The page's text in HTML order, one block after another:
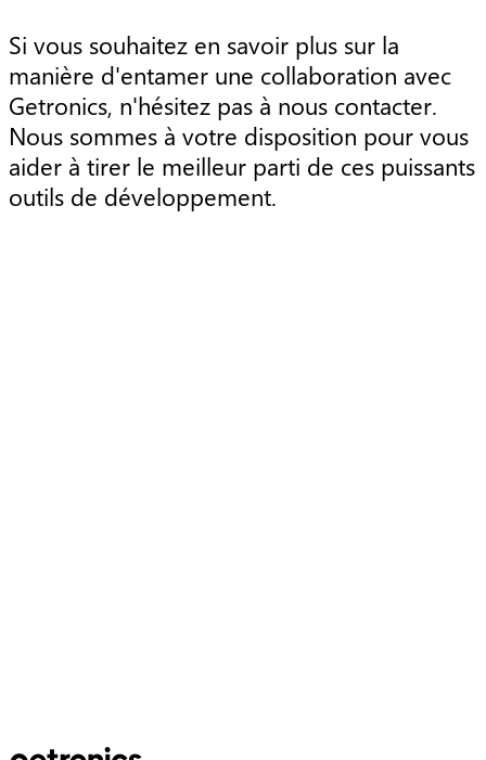
Si vous souhaitez en savoir plus sur la
manière d'entamer une collaboration avec
Getronics, n'hésitez pas à nous contacter.
Nous sommes à votre disposition pour vous
aider à tirer le meilleur parti de ces puissants
outils de développement.